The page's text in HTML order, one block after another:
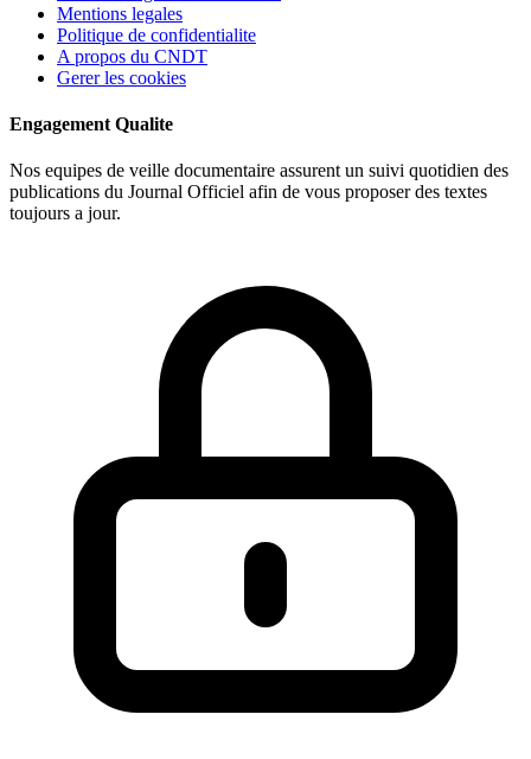
Mentions legales
Politique de confidentialite
A propos du CNDT
Gerer les cookies
Engagement Qualite
Nos equipes de veille documentaire assurent un suivi quotidien des
publications du Journal Officiel afin de vous proposer des textes
toujours a jour.